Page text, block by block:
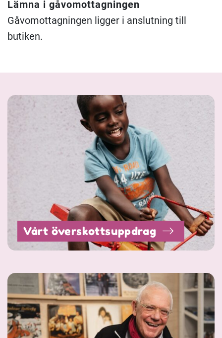
Lämna i gåvomottagningen
Gåvomottagningen ligger i anslutning till
butiken.
Vårt överskottsuppdrag